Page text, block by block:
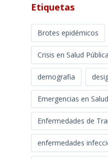
Etiquetas
Brotes epidémicos
Crisis en Salud Pública
demografia
Emergencias en
Enfermedades de
enfermedades